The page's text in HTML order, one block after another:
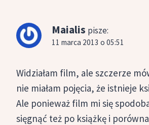
Maialis pisze:
11 marca 2013 o 05:51
Widziałam film, ale szczerze
nie miałam pojęcia, że istnieje
Ale ponieważ film mi się
sięgnąć też po książkę i